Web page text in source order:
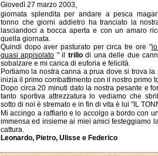
Giovedì 27 marzo 2003,
giornata splendita per andare a pesca
tonno che giorni addietro ha tranciato la
lasciandoci a bocca aperta e con un amaro
quella giornata.
Quindi dopo aver pasturato per circa tre ore "
quasi appisolato " il trillodi una delle due
sobalzare e mi carica di euforia e felicità.
Portiamo la nostra canna a prua dove si trova la
inizia il primo combattimento con il nostro primo
Dopo circa 20 minuti dato la nostra pesante e
tanto sportiva attrezzatura lo vediamo che
sotto di noi è stremato e in fin di vita è lui "IL
Mi accingo a raffiarlo e lo accolgo a bordo con
immensa ed insieme ai miei amici festeggiamo
cattura.
Leonardo, Pietro, Ulisse e Federico